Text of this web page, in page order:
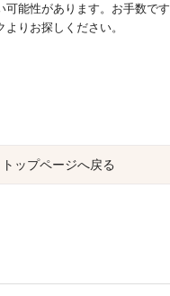
可能性があります。お手数で
よりお探しください。
トップページへ戻る